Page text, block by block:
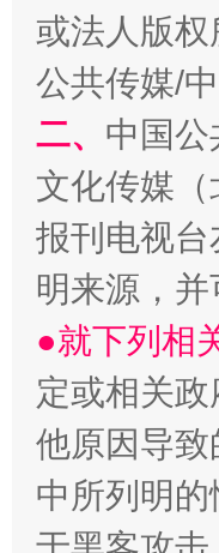
或法人版
公共传媒/
二、 中国
文化传媒
报刊电视
明来源，并
●就下列相
定或相关
他原因导致
中所列明